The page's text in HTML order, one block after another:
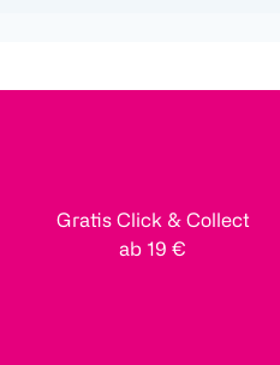
Gratis Click & Collect
ab 19 €